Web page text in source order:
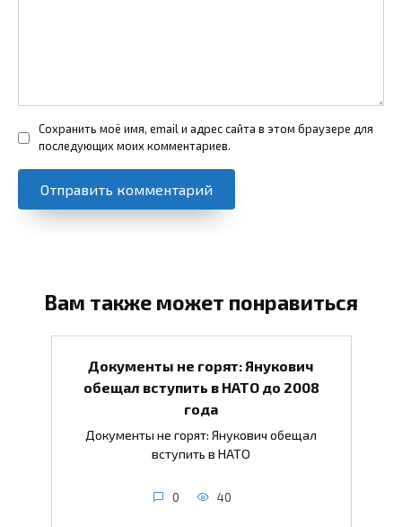
Сохранить моё имя, email и адрес сайта в этом браузере для
последующих моих комментариев.
Вам также может понравиться
Документы не горят: Янукович
обещал вступить в НАТО до 2008
года
Документы не горят: Янукович обещал
вступить в НАТО
0 40